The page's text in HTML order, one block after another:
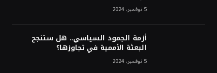
5 نوفمبر، 2024
أزمة الجمود السياسي.. هل ستنجح
البعثة الأممية في تجاوزها؟
5 نوفمبر، 2024